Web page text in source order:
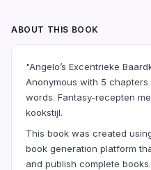
ABOUT THIS BOOK
"Angelo’s Excentrieke
Anonymous with 5
words. Fantasy-recepten
kookstijl.
This book was created
book generation platform
and publish complete